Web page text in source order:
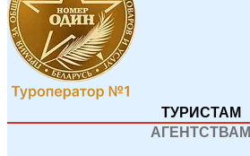
ТУРИСТАМ
АГЕНТСТВАМ